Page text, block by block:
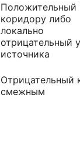
Положительный
коридору либо
локально
отрицательный у
источника
Отрицательный
смежным